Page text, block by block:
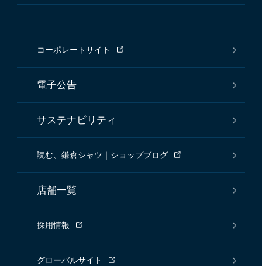
コーポレートサイト
電子公告
サステナビリティ
読む、鎌倉シャツ｜ショップブログ
店舗一覧
採用情報
グローバルサイト